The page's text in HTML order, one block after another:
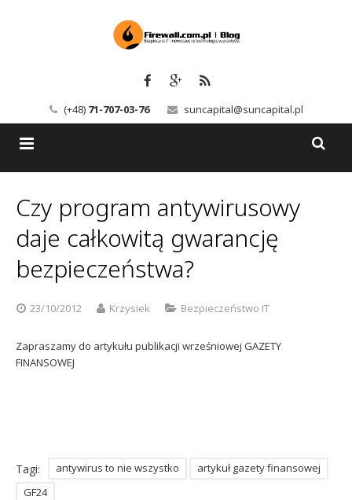
(+48) 71-707-03-76 suncapital@suncapital.pl
Backup-Solutions
Bezpieczeństwo IT
Sophos
Usługi
Newsletter
Polityka prywatności
Czy program antywirusowy
daje całkowitą gwarancję
bezpieczeństwa?
23/10/2012 Krzysiek Bezpieczeństwo IT
Zapraszamy do artykułu publikacji wrześniowej GAZETY
FINANSOWEJ
Tagi: antywirus to nie wszystko
artykuł gazety finansowej
GF24